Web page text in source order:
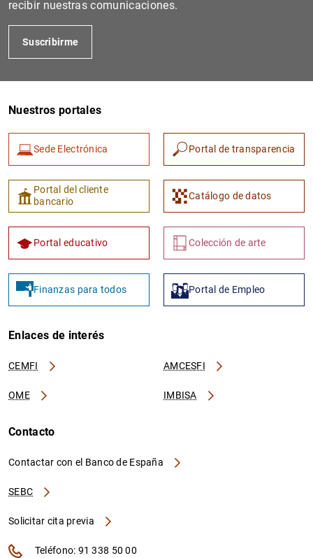
recibir nuestras comunicaciones.
Suscribirme
Nuestros portales
Sede Electrónica Portal de transparencia
Portal del cliente
bancario
Catálogo de datos
Portal educativo Colección de arte
Finanzas para todos Portal de Empleo
Enlaces de interés
CEMFI AMCESFI
OME IMBISA
Contacto
Contactar con el Banco de España
SEBC
Solicitar cita previa
Teléfono: 91 338 50 00